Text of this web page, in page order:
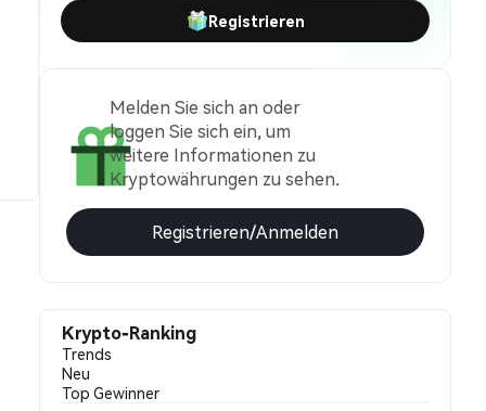
Registrieren
Melden Sie sich an oder
loggen Sie sich ein, um
weitere Informationen zu
Kryptowährungen zu sehen.
Registrieren/Anmelden
Krypto-Ranking
Trends
Neu
Top Gewinner